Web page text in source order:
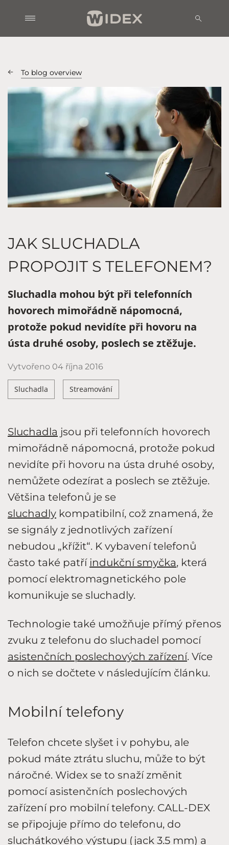
To blog overview
JAK SLUCHADLA
PROPOJIT S TELEFONEM?
Sluchadla mohou být při telefonních
hovorech mimořádně nápomocná,
protože pokud nevidíte při hovoru na
ústa druhé osoby, poslech se ztěžuje.
Vytvořeno 04 října 2016
Sluchadla Streamování
Sluchadla jsou při telefonních hovorech
mimořádně nápomocná, protože pokud
nevidíte při hovoru na ústa druhé osoby,
nemůžete odezírat a poslech se ztěžuje.
Většina telefonů je se
sluchadly kompatibilní, což znamená, že
se signály z jednotlivých zařízení
nebudou „křížit“. K vybavení telefonů
často také patří indukční smyčka, která
pomocí elektromagnetického pole
komunikuje se sluchadly.
Technologie také umožňuje přímý přenos
zvuku z telefonu do sluchadel pomocí
asistenčních poslechových zařízení. Více
o nich se dočtete v následujícím článku.
Mobilní telefony
Telefon chcete slyšet i v pohybu, ale
pokud máte ztrátu sluchu, může to být
náročné. Widex se to snaží změnit
pomocí asistenčních poslechových
zařízení pro mobilní telefony. CALL-DEX
se připojuje přímo do telefonu, do
sluchátkového výstupu (jack 3.5 mm) a